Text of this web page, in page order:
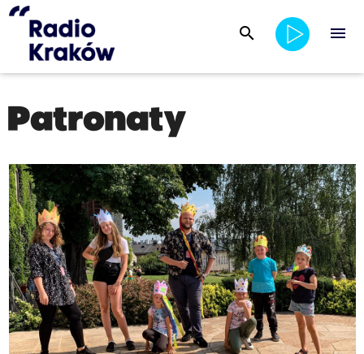
search menu
Patronaty